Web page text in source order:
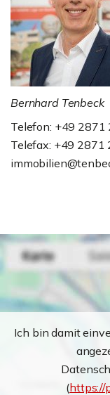
Bernhard Tenbeck
Telefon: +49
Telefax: +49 2871
Ich bin damit
(https://